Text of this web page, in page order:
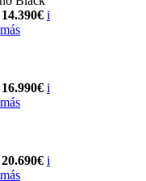
i
i
i